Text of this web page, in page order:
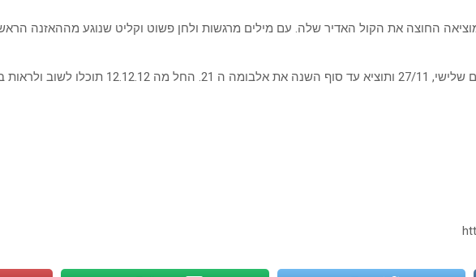
החוצה את הקול האדיר שלה. עם מילים מרגשות ולחן פשוט וקליט שנוגע מההאזנה
שרית תופיע יחד עם ניקוס וורטיס בהיכל נוקיה ביום שלישי, 27/11